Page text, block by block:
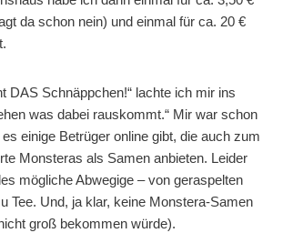
da schon nein) und einmal für ca. 20 €
DAS Schnäppchen!“ lachte ich mir ins
was dabei rauskommt.“ Mir war schon
einige Betrüger online gibt, die auch zum
Monsteras als Samen anbieten. Leider
mögliche Abwegige – von geraspelten
Tee. Und, ja klar, keine Monstera-Samen
groß bekommen würde).